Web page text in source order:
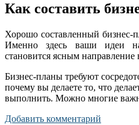
Как составить
Хорошо составленный бизнес-
Именно здесь ваши идеи
становится ясным
Бизнес-планы требуют
почему вы делаете то, что
выполнить. Можно многие
Добавить комментарий